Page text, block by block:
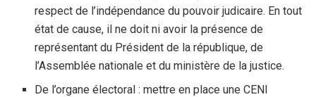
respect de l’indépendance du pouvoir judicaire. En tout
état de cause, il ne doit ni avoir la présence de
représentant du Président de la république, de
l’Assemblée nationale et du ministère de la justice.
De l’organe électoral : mettre en place une CENI